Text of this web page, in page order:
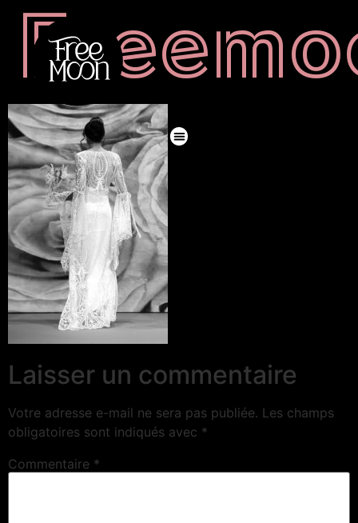
Laisser un commentaire
Votre adresse e-mail ne sera pas publiée. Les champs
obligatoires sont indiqués avec *
Commentaire *